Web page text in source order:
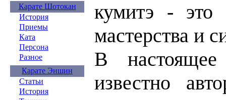
Карате Шотокан
История
Приемы
Ката
Персона
Разное
Карате Эншин
Статьи
История
кумитэ - это
мастерства и
В настоящее
известно